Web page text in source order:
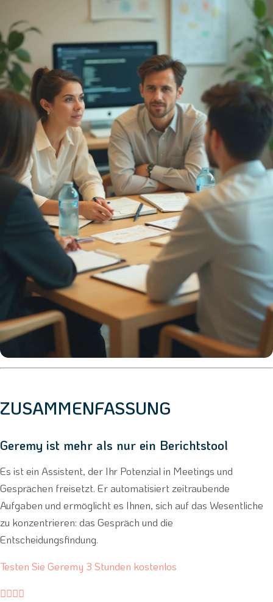
ZUSAMMENFASSUNG
Geremy ist mehr als nur ein Berichtstool
Es ist ein Assistent, der Ihr Potenzial in Meetings und
Gesprächen freisetzt. Er automatisiert zeitraubende
Aufgaben und ermöglicht es Ihnen, sich auf das Wesentliche
zu konzentrieren: das Gespräch und die
Entscheidungsfindung.
Testen Sie Geremy 3 Stunden kostenlos
